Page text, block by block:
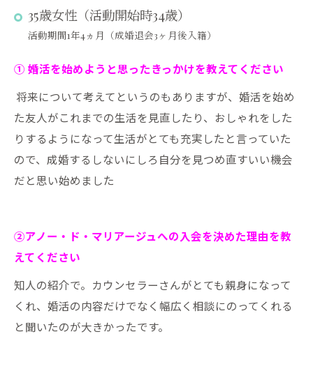
35歳女性（活動開始時34歳）
活動期間1年4ヵ月（成婚退会3ヶ月後入籍）
① 婚活を始めようと思ったきっかけを教えてください
将来について考えてというのもありますが、婚活を始め
た友人がこれまでの生活を見直したり、おしゃれをした
りするようになって生活がとても充実したと言っていた
ので、成婚するしないにしろ自分を見つめ直すいい機会
だと思い始めました
②アノー・ド・マリアージュへの入会を決めた理由を教
えてください
知人の紹介で。カウンセラーさんがとても親身になって
くれ、婚活の内容だけでなく幅広く相談にのってくれる
と聞いたのが大きかったです。